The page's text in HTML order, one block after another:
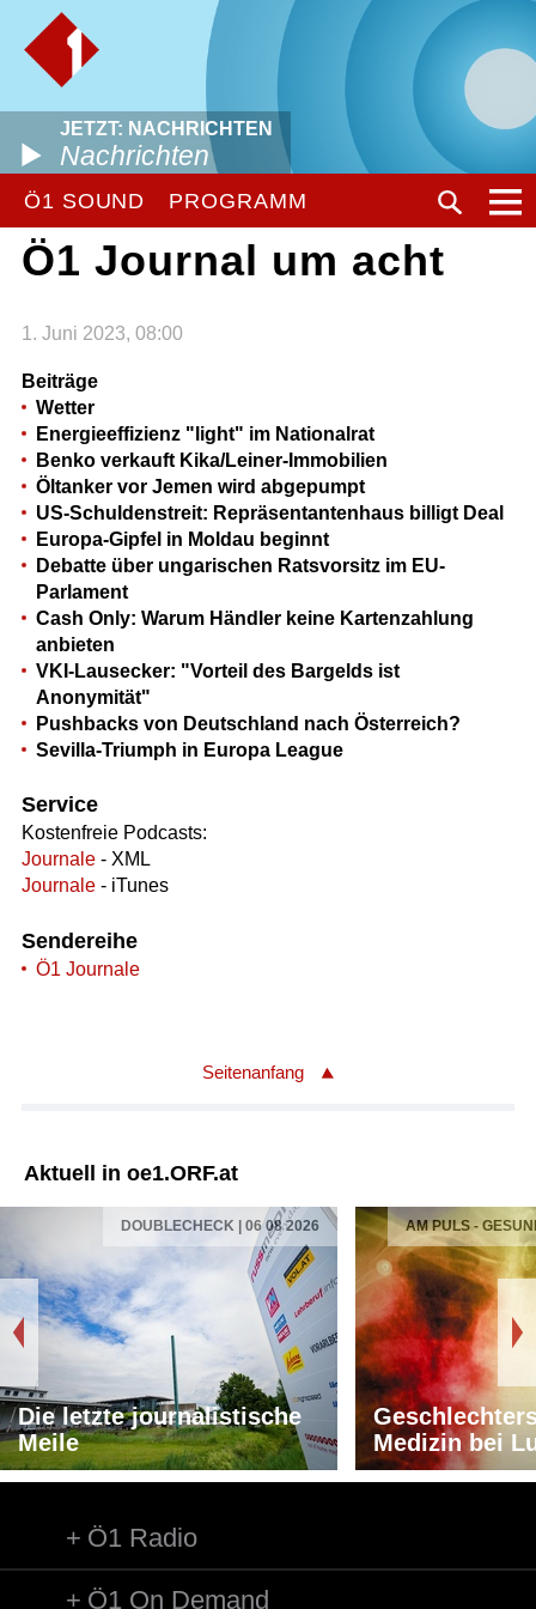
JETZT: NACHRICHTEN
Nachrichten
Ö1 SOUND PROGRAMM
Ö1 Journal um acht
1. Juni 2023, 08:00
Beiträge
Wetter
Energieeffizienz "light" im Nationalrat
Benko verkauft Kika/Leiner-Immobilien
Öltanker vor Jemen wird abgepumpt
US-Schuldenstreit: Repräsentantenhaus billigt Deal
Europa-Gipfel in Moldau beginnt
Debatte über ungarischen Ratsvorsitz im EU-
Parlament
Cash Only: Warum Händler keine Kartenzahlung
anbieten
VKI-Lausecker: "Vorteil des Bargelds ist
Anonymität"
Pushbacks von Deutschland nach Österreich?
Sevilla-Triumph in Europa League
Service
Kostenfreie Podcasts:
Journale- XML
Journale- iTunes
Sendereihe
Ö1 Journale
Seitenanfang
Aktuell in oe1.ORF.at
DOUBLECHECK | 06 08 2026
Die letzte journalistische
Meile
AM PULS -
Medizin bei
Ö1 Radio
Ö1 On Demand